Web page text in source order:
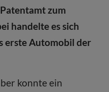
zum
handelte es sich
erste Automobil der
konnte ein